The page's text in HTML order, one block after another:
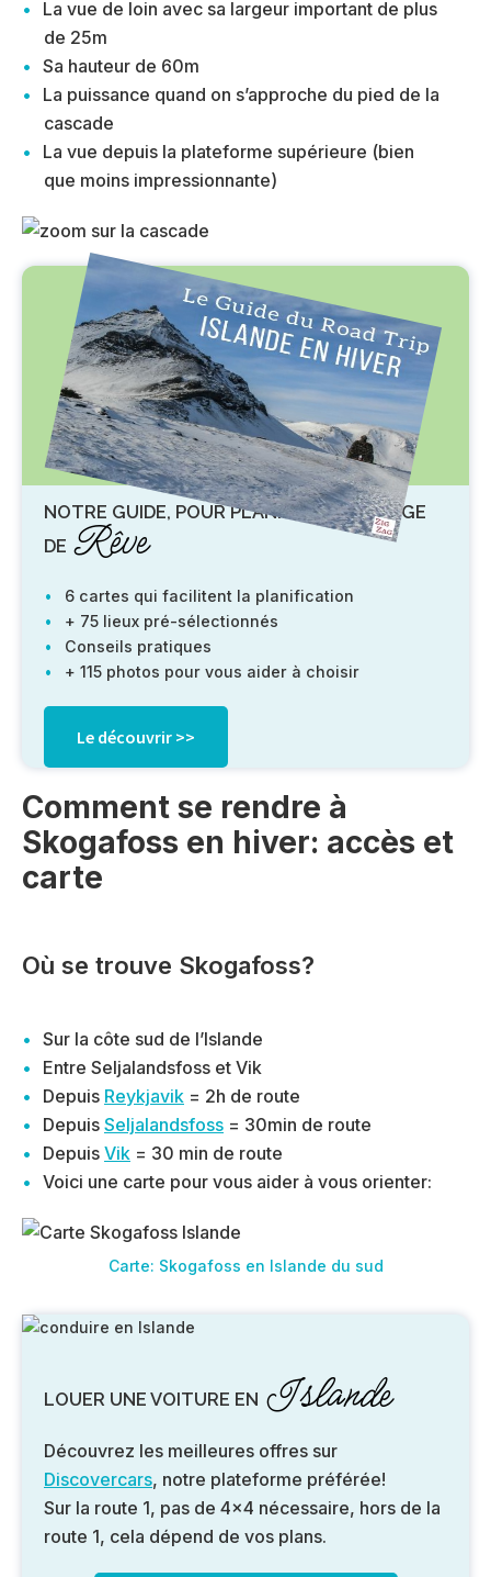
La vue de loin avec sa largeur important de plus
de 25m
Sa hauteur de 60m
La puissance quand on s’approche du pied de la
cascade
La vue depuis la plateforme supérieure (bien
que moins impressionnante)
NOTRE GUIDE, POUR PLANIFIER UN VOYAGE
DE Rêve
6 cartes qui facilitent la planification
+ 75 lieux pré-sélectionnés
Conseils pratiques
+ 115 photos pour vous aider à choisir
Le découvrir >>
Comment se rendre à
Skogafoss en hiver: accès et
carte
Où se trouve Skogafoss?
Sur la côte sud de l’Islande
Entre Seljalandsfoss et Vik
Depuis Reykjavik = 2h de route
Depuis Seljalandsfoss = 30min de route
Depuis Vik = 30 min de route
Voici une carte pour vous aider à vous orienter:
Carte: Skogafoss en Islande du sud
LOUER UNE VOITURE EN Islande
Découvrez les meilleures offres sur
Discovercars, notre plateforme préférée!
Sur la route 1, pas de 4×4 nécessaire, hors de la
route 1, cela dépend de vos plans.